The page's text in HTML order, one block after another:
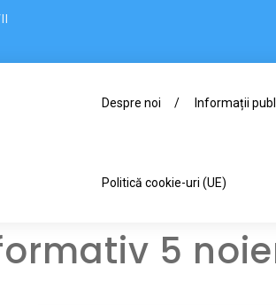
Despre noi Informații
Politică cookie-uri (UE)
5